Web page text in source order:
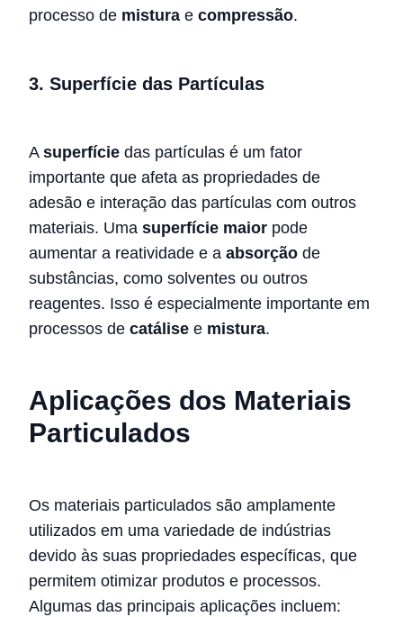
processo de mistura e compressão.
3. Superfície das Partículas
A superfície das partículas é um fator
importante que afeta as propriedades de
adesão e interação das partículas com outros
materiais. Uma superfície maior pode
aumentar a reatividade e a absorção de
substâncias, como solventes ou outros
reagentes. Isso é especialmente importante em
processos de catálise e mistura.
Aplicações dos Materiais
Particulados
Os materiais particulados são amplamente
utilizados em uma variedade de indústrias
devido às suas propriedades específicas, que
permitem otimizar produtos e processos.
Algumas das principais aplicações incluem: